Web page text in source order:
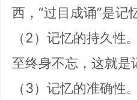
西，“过目成诵”是记
（2）记忆的持久
至终身不忘，这就是
（3）记忆的准确